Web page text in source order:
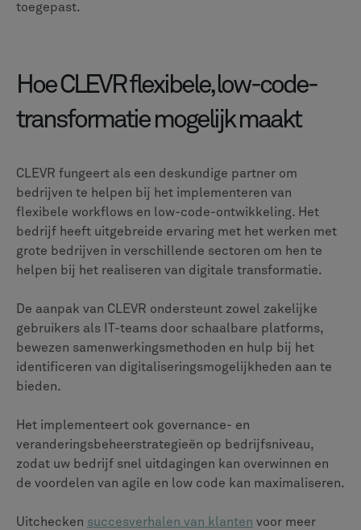
toegepast.
Hoe CLEVR flexibele, low-code-
transformatie mogelijk maakt
CLEVR fungeert als een deskundige partner om
bedrijven te helpen bij het implementeren van
flexibele workflows en low-code-ontwikkeling. Het
bedrijf heeft uitgebreide ervaring met het werken met
grote bedrijven in verschillende sectoren om hen te
helpen bij het realiseren van digitale transformatie.
De aanpak van CLEVR ondersteunt zowel zakelijke
gebruikers als IT-teams door schaalbare platforms,
bewezen samenwerkingsmethoden en hulp bij het
identificeren van digitaliseringsmogelijkheden aan te
bieden.
Het implementeert ook governance- en
veranderingsbeheerstrategieën op bedrijfsniveau,
zodat uw bedrijf snel uitdagingen kan overwinnen en
de voordelen van agile en low code kan maximaliseren.
Uitchecken succesverhalen van klanten voor meer